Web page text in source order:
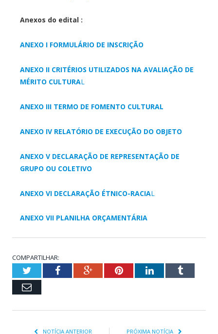
Anexos do edital :
ANEXO I FORMULÁRIO DE INSCRIÇÃO
ANEXO II CRITÉRIOS UTILIZADOS NA AVALIAÇÃO DE
MÉRITO CULTURAL
ANEXO III TERMO DE FOMENTO CULTURAL
ANEXO IV RELATÓRIO DE EXECUÇÃO DO OBJETO
ANEXO V DECLARAÇÃO DE REPRESENTAÇÃO DE
GRUPO OU COLETIVO
ANEXO VI DECLARAÇÃO ÉTNICO-RACIAL
ANEXO VII PLANILHA ORÇAMENTÁRIA
COMPARTILHAR:
TwitterFacebookGoogle+PinterestLinkedInTumblr
Email
NOTÍCIA ANTERIOR PRÓXIMA NOTÍCIA